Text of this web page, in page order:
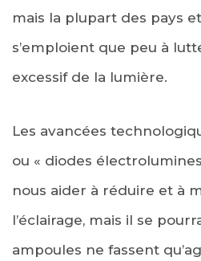
mais la plupart des pays
s’emploient que peu à
excessif de la lumière.
Les avancées
ou « diodes
nous aider à réduire et à
l’éclairage, mais il se
ampoules ne fassent